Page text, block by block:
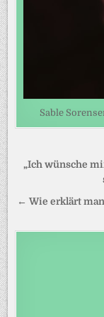
Sable
„Ich wünsche
← Wie erklärt